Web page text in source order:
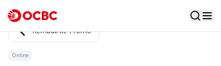
Kembali ke Promo
Online